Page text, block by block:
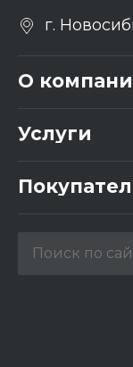
г.
О
Услуги